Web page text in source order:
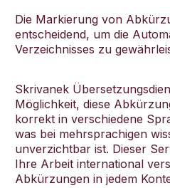
Die Markierung von
entscheidend, um die
Verzeichnisses zu
Skrivanek
Möglichkeit, diese
korrekt in verschiedene
was bei mehrsprachigen
unverzichtbar ist. Dieser
Ihre Arbeit international
Abkürzungen in jedem